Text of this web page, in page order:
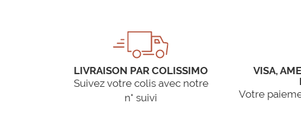
LIVRAISON PAR COLISSIMO
Suivez votre colis avec notre
n° suivi
VISA,
Votre